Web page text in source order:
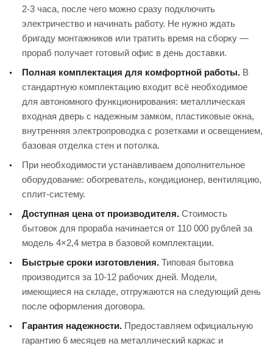
2-3 часа, после чего можно сразу подключить
электричество и начинать работу. Не нужно ждать
бригаду монтажников или тратить время на сборку —
прораб получает готовый офис в день доставки.
Полная комплектация для комфортной работы. В
стандартную комплектацию входит всё необходимое
для автономного функционирования: металлическая
входная дверь с надежным замком, пластиковые окна,
внутренняя электропроводка с розетками и освещением,
базовая отделка стен и потолка.
При необходимости устанавливаем дополнительное
оборудование: обогреватель, кондиционер, вентиляцию,
сплит-систему.
Доступная цена от производителя. Стоимость
бытовок для прораба начинается от 110 000 рублей за
модель 4×2,4 метра в базовой комплектации.
Быстрые сроки изготовления. Типовая бытовка
производится за 10-12 рабочих дней. Модели,
имеющиеся на складе, отгружаются на следующий день
после оформления договора.
Гарантия надежности. Предоставляем официальную
гарантию 6 месяцев на металлический каркас и